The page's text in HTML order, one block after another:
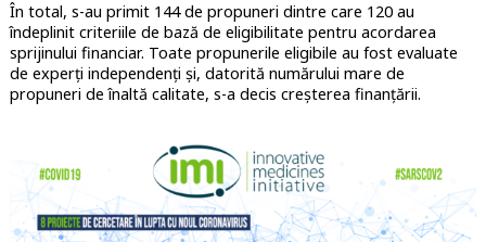
În total, s-au primit 144 de propuneri dintre care 120 au
îndeplinit criteriile de bază de eligibilitate pentru acordarea
sprijinului financiar. Toate propunerile eligibile au fost evaluate
de experți independenți și, datorită numărului mare de
propuneri de înaltă calitate, s-a decis creșterea finanțării.